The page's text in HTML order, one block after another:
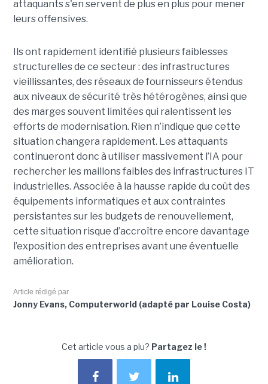
attaquants s'en servent de plus en plus pour mener
leurs offensives.
Ils ont rapidement identifié plusieurs faiblesses
structurelles de ce secteur : des infrastructures
vieillissantes, des réseaux de fournisseurs étendus
aux niveaux de sécurité très hétérogènes, ainsi que
des marges souvent limitées qui ralentissent les
efforts de modernisation. Rien n’indique que cette
situation changera rapidement. Les attaquants
continueront donc à utiliser massivement l’IA pour
rechercher les maillons faibles des infrastructures IT
industrielles. Associée à la hausse rapide du coût des
équipements informatiques et aux contraintes
persistantes sur les budgets de renouvellement,
cette situation risque d’accroître encore davantage
l’exposition des entreprises avant une éventuelle
amélioration.
Article rédigé par
Jonny Evans, Computerworld (adapté par Louise Costa)
Cet article vous a plu? Partagez le !